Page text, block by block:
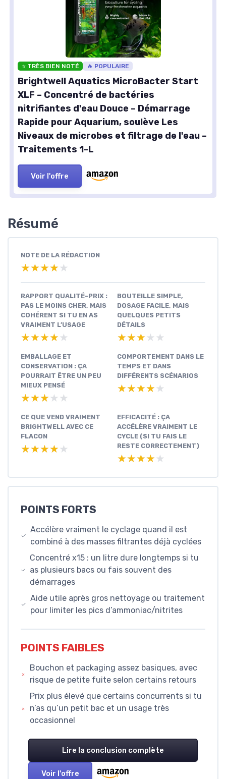
⭐ TRÈS BIEN NOTÉ 🔥 POPULAIRE
Brightwell Aquatics MicroBacter Start
XLF – Concentré de bactéries
nitrifiantes d'eau Douce – Démarrage
Rapide pour Aquarium, soulève Les
Niveaux de microbes et filtrage de l'eau –
Traitements 1-L
Voir l'offre
Résumé
NOTE DE LA RÉDACTION
★★★★★
★★★★★
RAPPORT QUALITÉ-PRIX :
PAS LE MOINS CHER, MAIS
COHÉRENT SI TU EN AS
VRAIMENT L’USAGE
★★★★★
★★★★★
BOUTEILLE SIMPLE,
DOSAGE FACILE, MAIS
QUELQUES PETITS
DÉTAILS
★★★★★
★★★★★
EMBALLAGE ET
CONSERVATION : ÇA
POURRAIT ÊTRE UN PEU
MIEUX PENSÉ
★★★★★
★★★★★
COMPORTEMENT DANS LE
TEMPS ET DANS
DIFFÉRENTS SCÉNARIOS
★★★★★
★★★★★
CE QUE VEND VRAIMENT
BRIGHTWELL AVEC CE
FLACON
★★★★★
★★★★★
EFFICACITÉ : ÇA
ACCÉLÈRE VRAIMENT LE
CYCLE (SI TU FAIS LE
RESTE CORRECTEMENT)
★★★★★
★★★★★
POINTS FORTS
Accélère vraiment le cyclage quand il est
combiné à des masses filtrantes déjà cyclées
Concentré x15 : un litre dure longtemps si tu
as plusieurs bacs ou fais souvent des
démarrages
Aide utile après gros nettoyage ou traitement
pour limiter les pics d’ammoniac/nitrites
POINTS FAIBLES
Bouchon et packaging assez basiques, avec
risque de petite fuite selon certains retours
Prix plus élevé que certains concurrents si tu
n’as qu’un petit bac et un usage très
occasionnel
Lire la conclusion complète
Voir l'offre